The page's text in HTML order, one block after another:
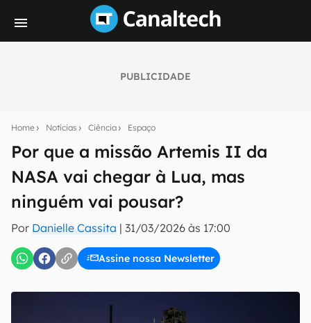
PUBLICIDADE
Home Notícias Ciência Espaço
Por que a missão Artemis II da
NASA vai chegar à Lua, mas
ninguém vai pousar?
Por Danielle Cassita | 31/03/2026 às 17:00
Assine nossa Newsletter
notícias e reviews sobre tecnologia em primeira
E-mail
inscreva-se
Uso e Política de Privacidade do Canaltech.